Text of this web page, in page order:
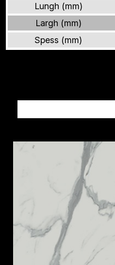
Lungh (mm)
Largh (mm)
Spess (mm)
Altri